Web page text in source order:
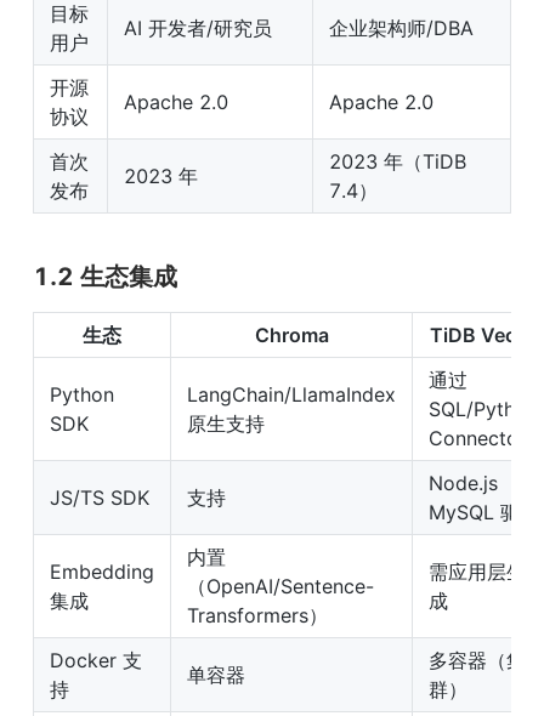
目标
用户
AI 开发者/研究员 企业架构师/DBA
开源
协议
Apache 2.0 Apache 2.0
首次
发布
2023 年
2023 年（TiDB
7.4）
1.2 生态集成
生态 Chroma TiDB Vector
Python
SDK
LangChain/LlamaIndex
原生支持
通过
SQL/Python
Connector
JS/TS SDK 支持
Node.js
MySQL 驱动
Embedding
集成
内置
（OpenAI/Sentence-
Transformers）
需应用层生
成
Docker 支
持
单容器
多容器（集
群）